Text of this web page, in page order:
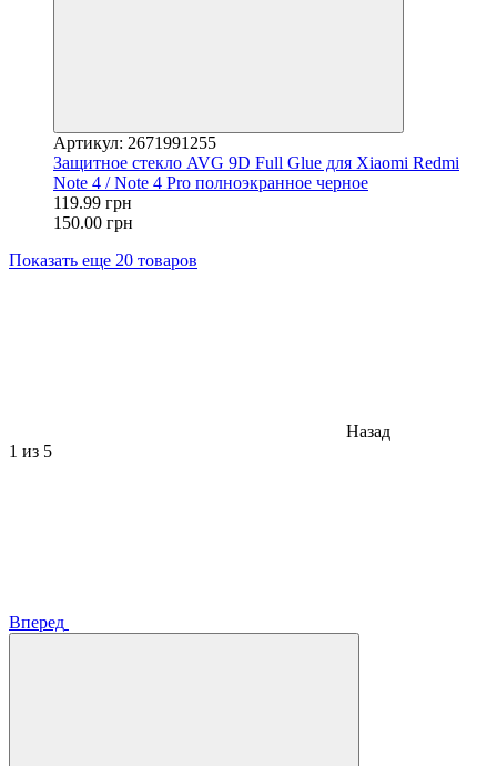
Артикул: 2671991255
Защитное стекло AVG 9D Full Glue для Xiaomi Redmi
Note 4 / Note 4 Pro полноэкранное черное
119.99 грн
150.00 грн
Показать еще 20 товаров
Назад
1 из 5
Вперед